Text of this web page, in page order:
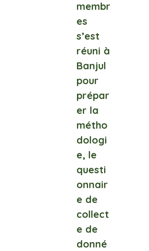
membr
es
s’est
réuni à
Banjul
pour
prépar
er la
métho
dologi
e, le
questi
onnair
e de
collect
e de
donné